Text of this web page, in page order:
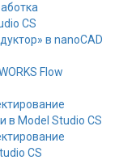
CS
в nanoCAD
Flow
в Model Studio CS
CS